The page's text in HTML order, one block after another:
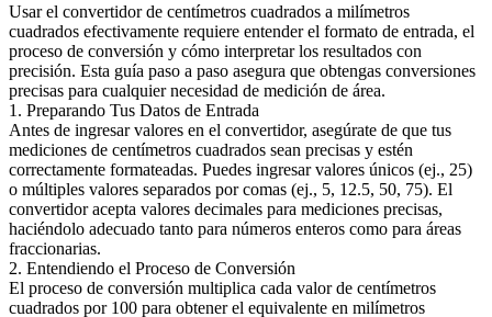
Usar el convertidor de centímetros cuadrados a milímetros
cuadrados efectivamente requiere entender el formato de entrada, el
proceso de conversión y cómo interpretar los resultados con
precisión. Esta guía paso a paso asegura que obtengas conversiones
precisas para cualquier necesidad de medición de área.
1. Preparando Tus Datos de Entrada
Antes de ingresar valores en el convertidor, asegúrate de que tus
mediciones de centímetros cuadrados sean precisas y estén
correctamente formateadas. Puedes ingresar valores únicos (ej., 25)
o múltiples valores separados por comas (ej., 5, 12.5, 50, 75). El
convertidor acepta valores decimales para mediciones precisas,
haciéndolo adecuado tanto para números enteros como para áreas
fraccionarias.
2. Entendiendo el Proceso de Conversión
El proceso de conversión multiplica cada valor de centímetros
cuadrados por 100 para obtener el equivalente en milímetros